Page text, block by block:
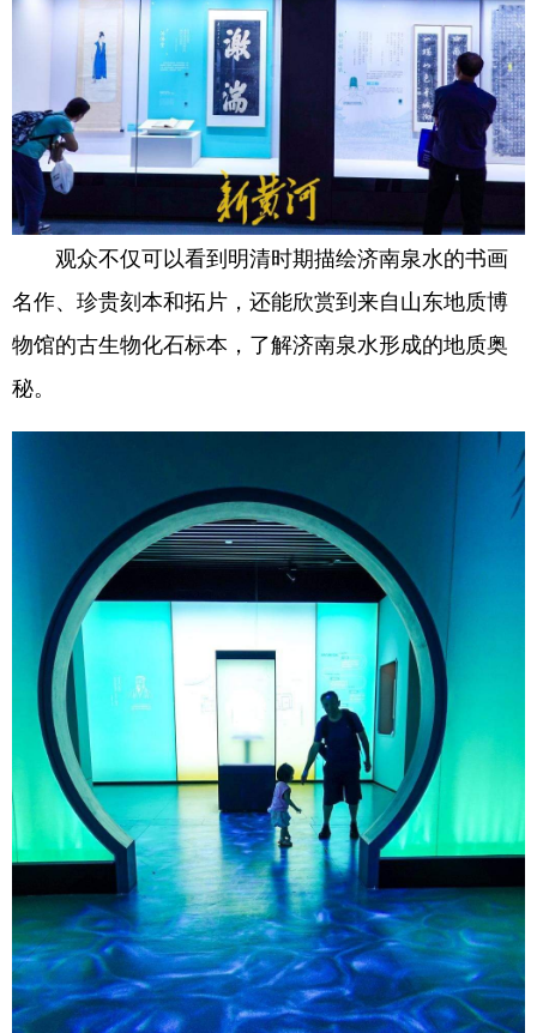
观众不仅可以看到明清时期描绘济南泉水的书画
名作、珍贵刻本和拓片，还能欣赏到来自山东地质博
物馆的古生物化石标本，了解济南泉水形成的地质奥
秘。